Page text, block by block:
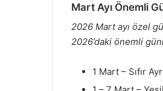
Mart Ayı Önemli
2026 Mart ayı özel
2026’daki önemli
1 Mart – Sıfır